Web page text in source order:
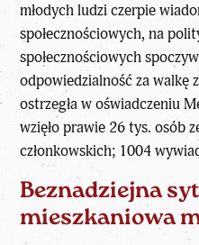
młodych ludzi czerpie
społecznościowych, na
społecznościowych
odpowiedzialność za walkę
ostrzegła w oświadczeniu
wzięło prawie 26 tys. osób
członkowskich; 1004
Beznadziejna
mieszkaniowa